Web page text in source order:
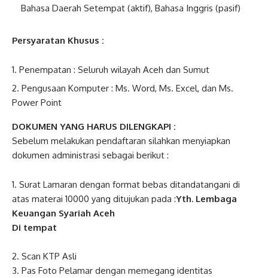
Bahasa Daerah Setempat (aktif), Bahasa Inggris (pasif)
Persyaratan Khusus :
Penempatan : Seluruh wilayah Aceh dan Sumut
Pengusaan Komputer : Ms. Word, Ms. Excel, dan Ms.
Power Point
DOKUMEN YANG HARUS DILENGKAPI :
Sebelum melakukan pendaftaran silahkan menyiapkan
dokumen administrasi sebagai berikut :
1. Surat Lamaran dengan format bebas ditandatangani di
atas materai 10000 yang ditujukan pada :Yth. Lembaga
Keuangan Syariah Aceh
Di tempat
2. Scan KTP Asli
3. Pas Foto Pelamar dengan memegang identitas